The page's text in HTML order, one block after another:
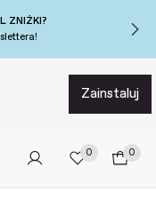
zainstaluj
0 0